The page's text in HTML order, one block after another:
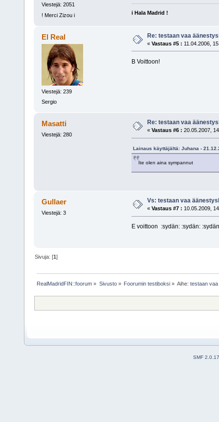
Viestejä: 2051
! Merci Zizou i
i Hala Madrid !
El Real
Viestejä: 239
Sergio
Re: testaan vaa
« Vastaus #5 : 11.04.2006,
B Voittoon!
Masatti
Viestejä: 280
Re: testaan vaa
« Vastaus #6 : 20.05.2007,
Lainaus käyttäjältä: Juhana -
Ite olen aina sympannut
Gullaer
Viestejä: 3
Vs: testaan vaa
« Vastaus #7 : 10.05.2009,
E voittoon :sydän: :sydän:
Sivuja: [1]
RealMadridFIN::foorum » Sivusto» Foorumin testiboksi» Aihe:testaan
SMF 2.0.17